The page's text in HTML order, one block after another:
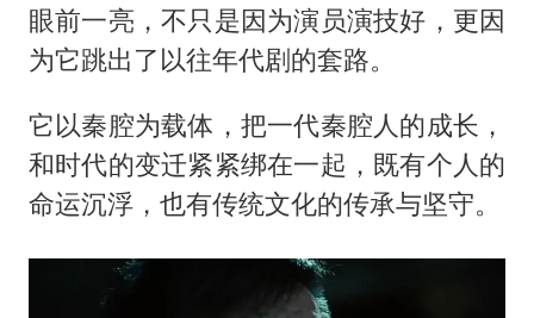
眼前一亮，不只是因为演员演技好，更因
为它跳出了以往年代剧的套路。
它以秦腔为载体，把一代秦腔人的成长，
和时代的变迁紧紧绑在一起，既有个人的
命运沉浮，也有传统文化的传承与坚守。